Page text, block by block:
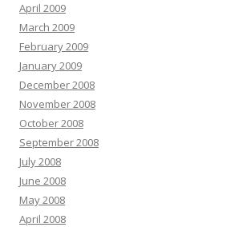
April 2009
March 2009
February 2009
January 2009
December 2008
November 2008
October 2008
September 2008
July 2008
June 2008
May 2008
April 2008